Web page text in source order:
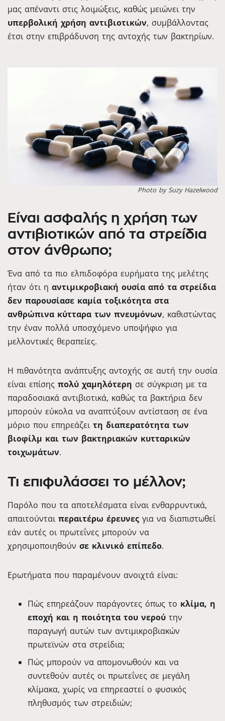
μας απέναντι στις λοιμώξεις, καθώς μειώνει την
υπερβολική χρήση αντιβιοτικών, συμβάλλοντας
έτσι στην επιβράδυνση της αντοχής των βακτηρίων.
Photo by Suzy Hazelwood
Είναι ασφαλής η χρήση των
αντιβιοτικών από τα στρείδια
στον άνθρωπο;
Ένα από τα πιο ελπιδοφόρα ευρήματα της μελέτης
ήταν ότι η αντιμικροβιακή ουσία από τα στρείδια
δεν παρουσίασε καμία τοξικότητα στα
ανθρώπινα κύτταρα των πνευμόνων, καθιστώντας
την έναν πολλά υποσχόμενο υποψήφιο για
μελλοντικές θεραπείες.
Η πιθανότητα ανάπτυξης αντοχής σε αυτή την ουσία
είναι επίσης πολύ χαμηλότερη σε σύγκριση με τα
παραδοσιακά αντιβιοτικά, καθώς τα βακτήρια δεν
μπορούν εύκολα να αναπτύξουν αντίσταση σε ένα
μόριο που επηρεάζει τη διαπερατότητα των
βιοφίλμ και των βακτηριακών κυτταρικών
τοιχωμάτων.
Τι επιφυλάσσει το μέλλον;
Παρόλο που τα αποτελέσματα είναι ενθαρρυντικά,
απαιτούνται περαιτέρω έρευνες για να διαπιστωθεί
εάν αυτές οι πρωτεΐνες μπορούν να
χρησιμοποιηθούν σε κλινικό επίπεδο.
Ερωτήματα που παραμένουν ανοιχτά είναι:
Πώς επηρεάζουν παράγοντες όπως το κλίμα, η
εποχή και η ποιότητα του νερού την
παραγωγή αυτών των αντιμικροβιακών
πρωτεϊνών στα στρείδια;
Πώς μπορούν να απομονωθούν και να
συντεθούν αυτές οι πρωτεΐνες σε μεγάλη
κλίμακα, χωρίς να επηρεαστεί ο φυσικός
πληθυσμός των στρειδιών;